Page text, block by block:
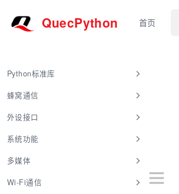
QuecPython 首页
Python标准库
蜂窝通信
外设接口
系统功能
多媒体
Wi-Fi通信